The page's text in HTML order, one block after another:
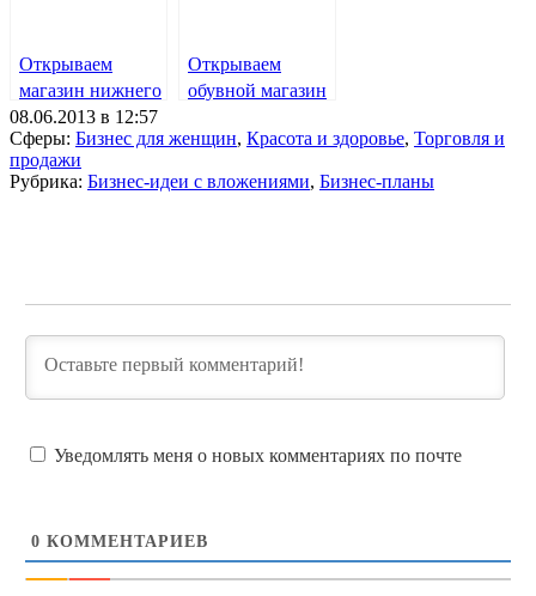
Открываем
магазин нижнего
белья
Открываем
обувной магазин
08.06.2013 в 12:57
Сферы: Бизнес для женщин, Красота и здоровье, Торговля и
продажи
Рубрика: Бизнес-идеи с вложениями, Бизнес-планы
Уведомлять меня о новых комментариях по почте
0 КОММЕНТАРИЕВ